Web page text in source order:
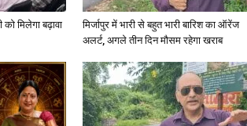
को मिलेगा बढ़ावा
मिर्जापुर में भारी से बहुत भारी बारिश का ऑरेंज
अलर्ट, अगले तीन दिन मौसम रहेगा खराब